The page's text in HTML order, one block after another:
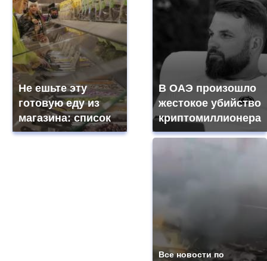
Не ешьте эту
готовую еду из
магазина: список
В ОАЭ произошло
жестокое убийство
криптомиллионера
Все новости по